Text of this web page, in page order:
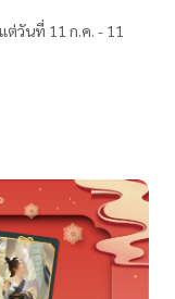
ต่วันที่ 11 ก.ค. - 11